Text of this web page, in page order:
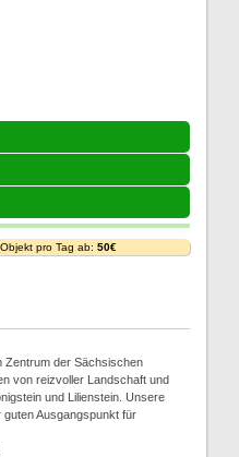
Objekt pro Tag ab: 50€
Zentrum der Sächsischen
von reizvoller Landschaft und
und Lilienstein. Unsere
Ausgangspunkt für